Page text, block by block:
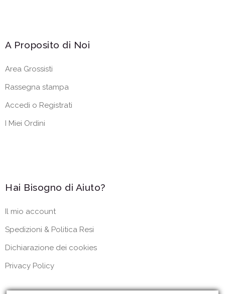
A Proposito di Noi
Area Grossisti
Rassegna stampa
Accedi o Registrati
I Miei Ordini
Hai Bisogno di Aiuto?
Il mio account
Spedizioni & Politica Resi
Dichiarazione dei cookies
Privacy Policy